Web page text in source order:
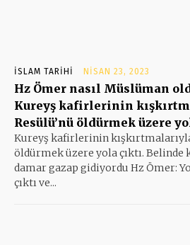
İSLAM TARIHI NISAN 23, 2023
Hz Ömer nasıl Müslüman
Kureyş kafirlerinin
Resülü’nü öldürmek üzere
Kureyş kafirlerinin
öldürmek üzere yola çıktı. Belinde
damar gazap gidiyordu Hz Ömer:
çıktı ve...